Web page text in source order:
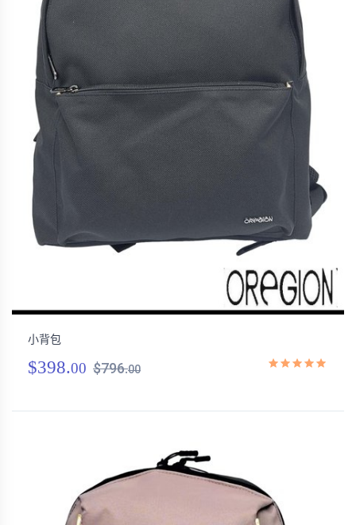
小背包
$398.00 $796.00